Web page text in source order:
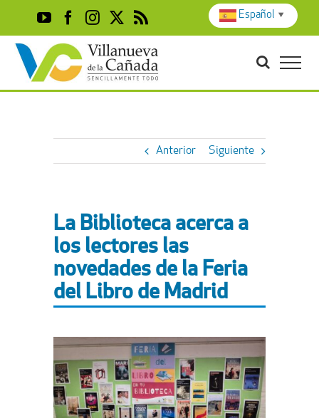
content
YouTubeFacebook
Instagram
X Rss
Anterior Siguiente
La Biblioteca acerca a
los lectores las
novedades de la Feria
del Libro de Madrid
Español ▼